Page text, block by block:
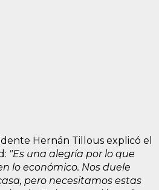
Hernán Tillous explicó el
"Es una alegría por lo que
lo económico. Nos duele
pero necesitamos estas